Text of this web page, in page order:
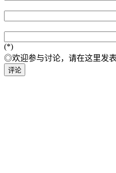
(*)
◎欢迎参与讨论，请在这里发